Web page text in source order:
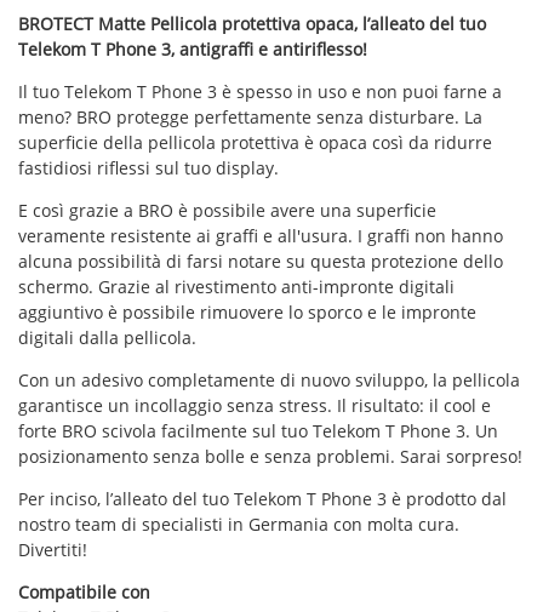
BROTECT Matte Pellicola protettiva opaca, l’alleato del tuo
Telekom T Phone 3, antigraffi e antiriflesso!
Il tuo Telekom T Phone 3 è spesso in uso e non puoi farne a
meno? BRO protegge perfettamente senza disturbare. La
superficie della pellicola protettiva è opaca così da ridurre
fastidiosi riflessi sul tuo display.
E così grazie a BRO è possibile avere una superficie
veramente resistente ai graffi e all'usura. I graffi non hanno
alcuna possibilità di farsi notare su questa protezione dello
schermo. Grazie al rivestimento anti-impronte digitali
aggiuntivo è possibile rimuovere lo sporco e le impronte
digitali dalla pellicola.
Con un adesivo completamente di nuovo sviluppo, la pellicola
garantisce un incollaggio senza stress. Il risultato: il cool e
forte BRO scivola facilmente sul tuo Telekom T Phone 3. Un
posizionamento senza bolle e senza problemi. Sarai sorpreso!
Per inciso, l’alleato del tuo Telekom T Phone 3 è prodotto dal
nostro team di specialisti in Germania con molta cura.
Divertiti!
Compatibile con